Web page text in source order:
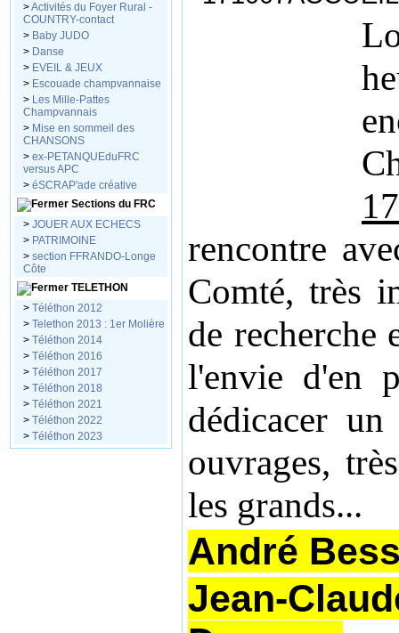
>Activités du Foyer Rural -
COUNTRY-contact
> Baby JUDO
> Danse
> EVEIL & JEUX
> Escouade champvannaise
> Les Mille-Pattes
Champvannais
> Mise en sommeil des
CHANSONS
> ex-PETANQUEduFRC
versus APC
> éSCRAP'ade créative
Sections du FRC
> JOUER AUX ECHECS
> PATRIMOINE
> section FFRANDO-Longe
Côte
TELETHON
> Téléthon 2012
> Telethon 2013 : 1er Molière
> Téléthon 2014
> Téléthon 2016
> Téléthon 2017
> Téléthon 2018
> Téléthon 2021
> Téléthon 2022
> Téléthon 2023
rencontre
Comté, très
de recherche
l'envie d'en
dédicacer
ouvrages,
les grands...
André
Jean-